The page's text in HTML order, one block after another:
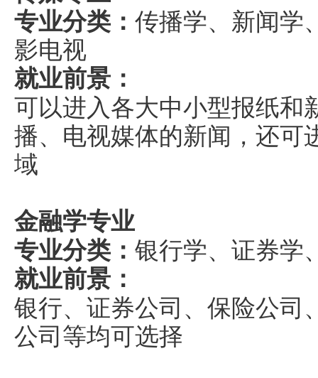
专业分类： 传播学、新闻学
影电视
就业前景：
可以进入各大中小型报纸和
播、电视媒体的新闻，还可
域
金融学专业
专业分类： 银行学、证券学
就业前景：
银行、证券公司、保险公司
公司等均可选择